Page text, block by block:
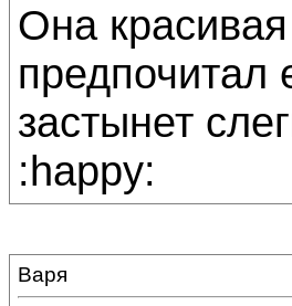
Она
предпочитал
застынет
:happy:
Варя